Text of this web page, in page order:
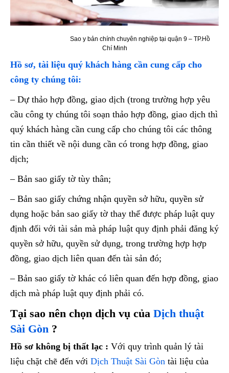
Sao y bản chính chuyên nghiệp tại quận 9 – TP.Hồ
Chí Minh
Hồ sơ, tài liệu quý khách hàng cần cung cấp cho
công ty chúng tôi:
– Dự thảo hợp đồng, giao dịch (trong trường hợp yêu
cầu công ty chúng tôi soạn thảo hợp đồng, giao dịch thì
quý khách hàng cần cung cấp cho chúng tôi các thông
tin cần thiết về nội dung cần có trong hợp đồng, giao
dịch;
– Bản sao giấy tờ tùy thân;
– Bản sao giấy chứng nhận quyền sở hữu, quyền sử
dụng hoặc bản sao giấy tờ thay thế được pháp luật quy
định đối với tài sản mà pháp luật quy định phải đăng ký
quyền sở hữu, quyền sử dụng, trong trường hợp hợp
đồng, giao dịch liên quan đến tài sản đó;
– Bản sao giấy tờ khác có liên quan đến hợp đồng, giao
dịch mà pháp luật quy định phải có.
Tại sao nên chọn dịch vụ của Dịch thuật
Sài Gòn ?
Hồ sơ không bị thất lạc : Với quy trình quản lý tài
liệu chặt chẽ đến với Dịch Thuật Sài Gòn tài liệu của